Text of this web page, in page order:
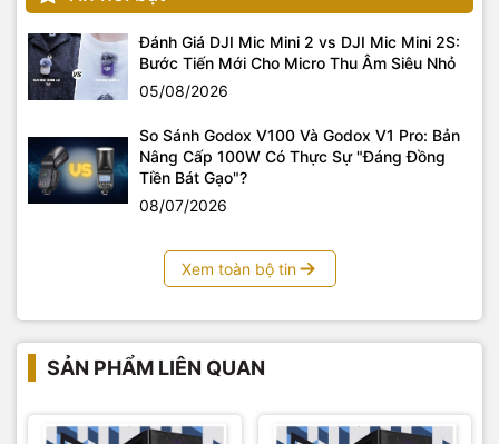
Đánh Giá DJI Mic Mini 2 vs DJI Mic Mini 2S:
Bước Tiến Mới Cho Micro Thu Âm Siêu Nhỏ
05/08/2026
So Sánh Godox V100 Và Godox V1 Pro: Bản
Nâng Cấp 100W Có Thực Sự "Đáng Đồng
Tiền Bát Gạo"?
08/07/2026
Xem toàn bộ tin
SẢN PHẨM LIÊN QUAN